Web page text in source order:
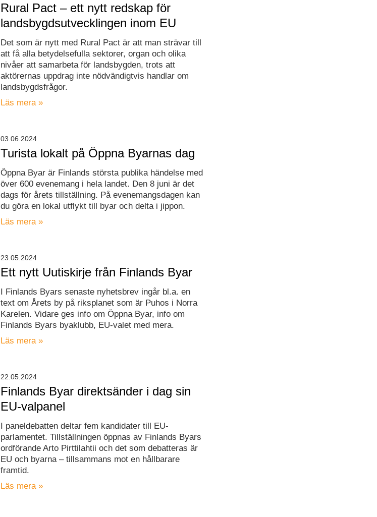
Rural Pact – ett nytt redskap för
landsbygdsutvecklingen inom EU
Det som är nytt med Rural Pact är att man strävar till
att få alla betydelsefulla sektorer, organ och olika
nivåer att samarbeta för landsbygden, trots att
aktörernas uppdrag inte nödvändigtvis handlar om
landsbygdsfrågor.
Läs mera »
Turista lokalt på Öppna Byarnas dag
Öppna Byar är Finlands största publika händelse med
över 600 evenemang i hela landet. Den 8 juni är det
dags för årets tillställning. På evenemangsdagen kan
du göra en lokal utflykt till byar och delta i jippon.
Läs mera »
03.06.2024
Ett nytt Uutiskirje från Finlands Byar
I Finlands Byars senaste nyhetsbrev ingår bl.a. en
text om Årets by på riksplanet som är Puhos i Norra
Karelen. Vidare ges info om Öppna Byar, info om
Finlands Byars byaklubb, EU-valet med mera.
Läs mera »
23.05.2024
Finlands Byar direktsänder i dag sin
EU-valpanel
I paneldebatten deltar fem kandidater till EU-
parlamentet. Tillställningen öppnas av Finlands Byars
ordförande Arto Pirttilahtii och det som debatteras är
EU och byarna – tillsammans mot en hållbarare
framtid.
Läs mera »
22.05.2024